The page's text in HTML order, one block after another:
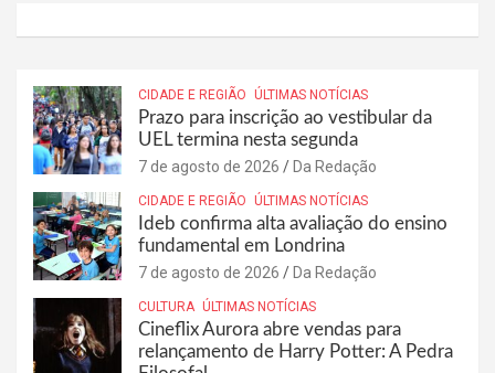
CIDADE E REGIÃO ÚLTIMAS NOTÍCIAS
Prazo para inscrição ao vestibular da
UEL termina nesta segunda
7 de agosto de 2026 Da Redação
CIDADE E REGIÃO ÚLTIMAS NOTÍCIAS
Ideb confirma alta avaliação do ensino
fundamental em Londrina
7 de agosto de 2026 Da Redação
CULTURA ÚLTIMAS NOTÍCIAS
Cineflix Aurora abre vendas para
relançamento de Harry Potter: A Pedra